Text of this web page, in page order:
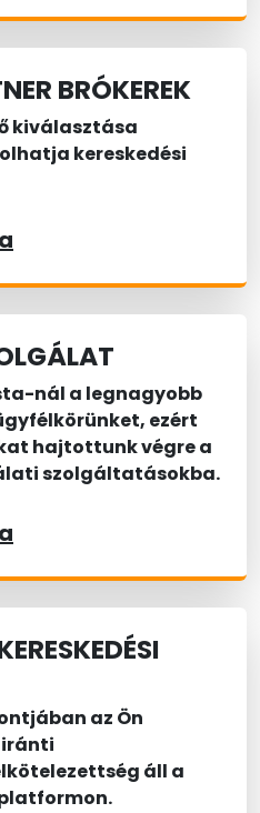
BRÓKEREK
kiválasztása
kereskedési
nál a legnagyobb
ezért
hajtottunk végre a
szolgáltatásokba.
az Ön
áll a